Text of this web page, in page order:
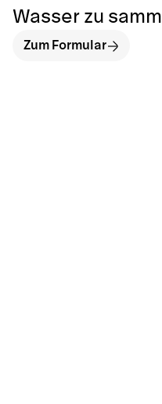
Wasser zu
Zum Formular